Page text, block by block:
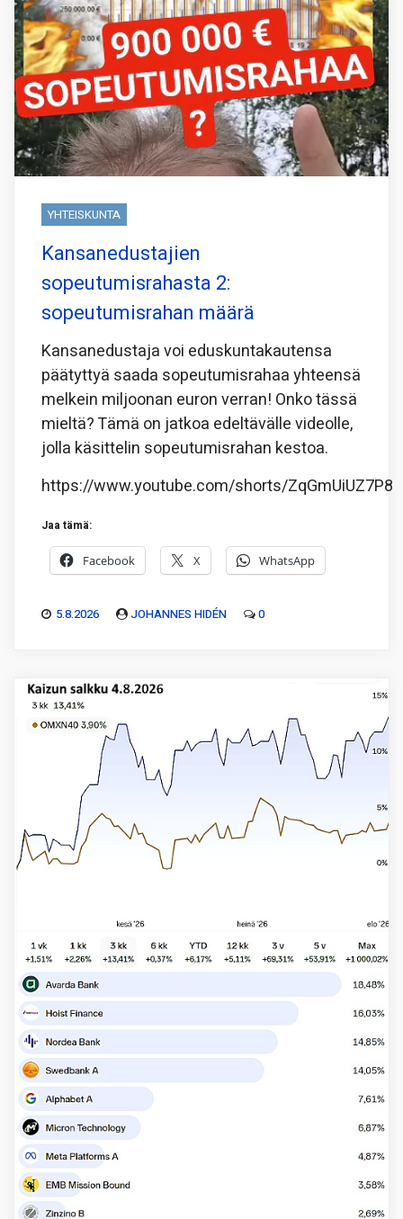
YHTEISKUNTA
Kansanedustajien
sopeutumisrahasta 2:
sopeutumisrahan määrä
Kansanedustaja voi eduskuntakautensa
päätyttyä saada sopeutumisrahaa yhteensä
melkein miljoonan euron verran! Onko tässä
mieltä? Tämä on jatkoa edeltävälle videolle,
jolla käsittelin sopeutumisrahan kestoa.
https://www.youtube.com/shorts/ZqGmUiUZ7P8
Jaa tämä:
Facebook X WhatsApp
5.8.2026 JOHANNES HIDÉN 0